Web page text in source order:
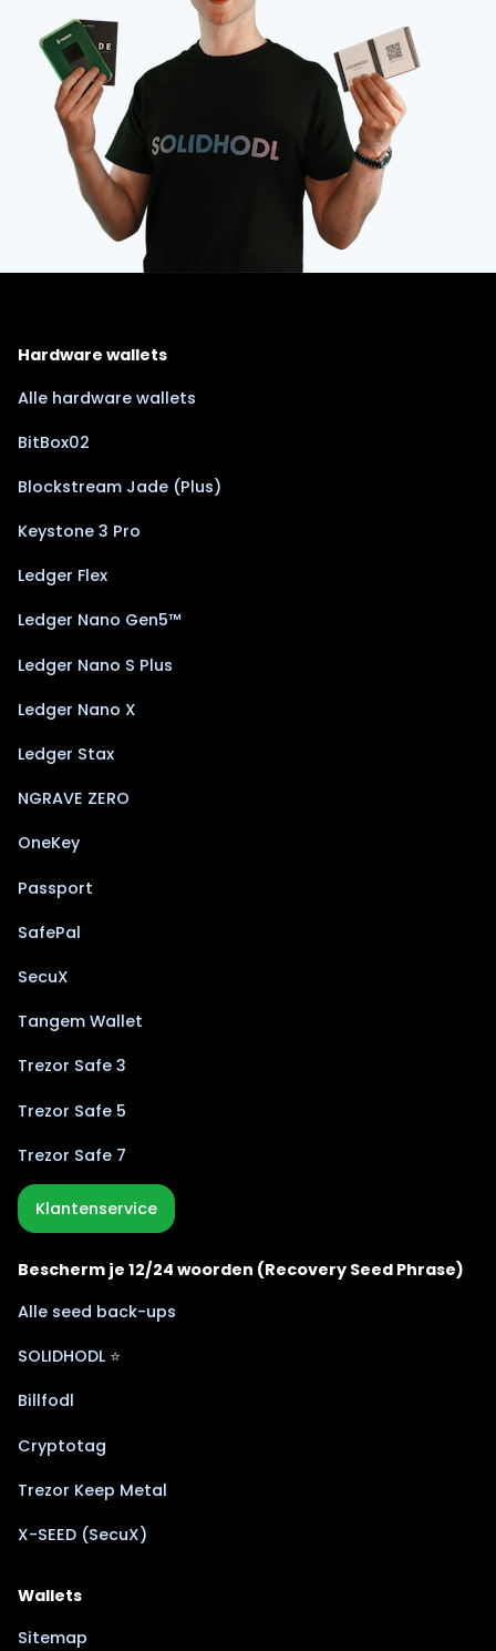
Hardware wallets
Alle hardware wallets
BitBox02
Blockstream Jade (Plus)
Keystone 3 Pro
Ledger Flex
Ledger Nano Gen5™
Ledger Nano S Plus
Ledger Nano X
Ledger Stax
NGRAVE ZERO
OneKey
Passport
SafePal
SecuX
Tangem Wallet
Trezor Safe 3
Trezor Safe 5
Trezor Safe 7
Klantenservice
Bescherm je 12/24 woorden (Recovery Seed Phrase)
Alle seed back-ups
SOLIDHODL ⭐
Billfodl
Cryptotag
Trezor Keep Metal
X-SEED (SecuX)
Wallets
Sitemap